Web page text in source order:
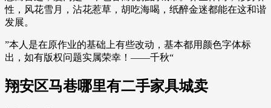
性，风花雪月，沾花惹草，胡吃海喝，纸醉金迷都能在这和谐
发展。
”本人是在原作业的基础上有些改动，基本都用颜色字体标
出，如有版权问题实属荣幸！——千秋“
翔安区马巷哪里有二手家具城卖